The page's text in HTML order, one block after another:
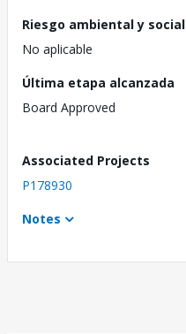
Riesgo ambiental y social
No aplicable
Última etapa alcanzada
Board Approved
Associated Projects
P178930
Notes